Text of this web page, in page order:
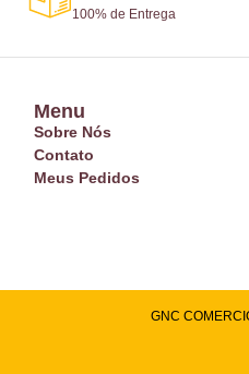
100% de Entrega
Menu
Sobre Nós
Contato
Meus Pedidos
GNC